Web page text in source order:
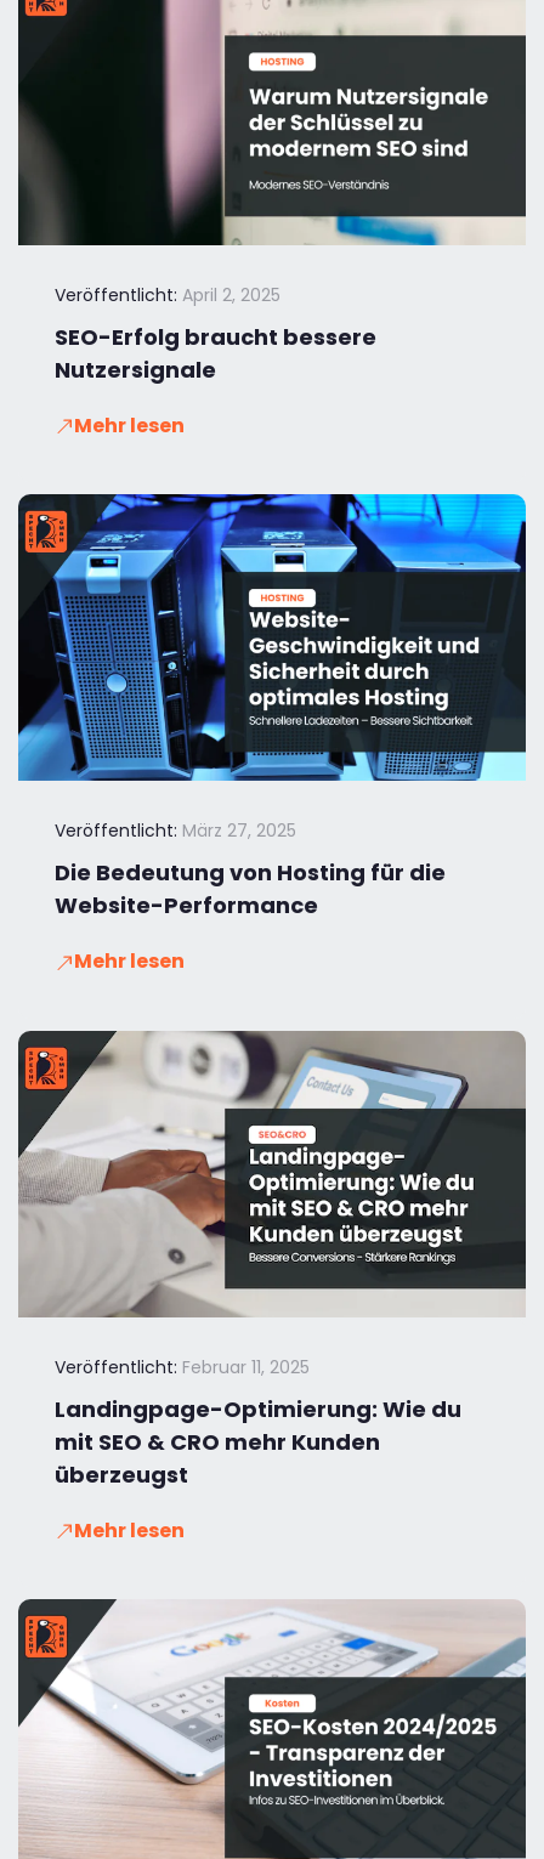
Veröffentlicht: April 2, 2025
SEO-Erfolg braucht bessere
Nutzersignale
Mehr lesen
Veröffentlicht: März 27, 2025
Die Bedeutung von Hosting für die
Website-Performance
Mehr lesen
Veröffentlicht: Februar 11, 2025
Landingpage-Optimierung: Wie du
mit SEO & CRO mehr Kunden
überzeugst
Mehr lesen